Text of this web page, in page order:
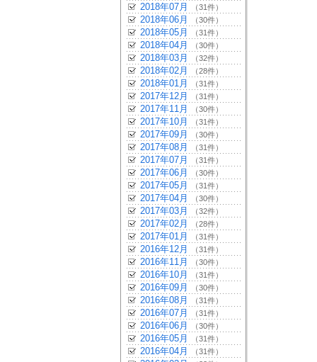
2018年07月 （31件）
2018年06月 （30件）
2018年05月 （31件）
2018年04月 （30件）
2018年03月 （32件）
2018年02月 （28件）
2018年01月 （31件）
2017年12月 （31件）
2017年11月 （30件）
2017年10月 （31件）
2017年09月 （30件）
2017年08月 （31件）
2017年07月 （31件）
2017年06月 （30件）
2017年05月 （31件）
2017年04月 （30件）
2017年03月 （32件）
2017年02月 （28件）
2017年01月 （31件）
2016年12月 （31件）
2016年11月 （30件）
2016年10月 （31件）
2016年09月 （30件）
2016年08月 （31件）
2016年07月 （31件）
2016年06月 （30件）
2016年05月 （31件）
2016年04月 （31件）